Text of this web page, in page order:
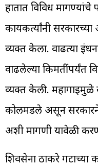
हातात विविध
कार्यकर्त्यांनी
व्यक्त केला. वाढत्या
वाढलेल्या किमतींपर्यंत
व्यक्त केली. महागाईमुळे
कोलमडले असून सरकारने
अशी मागणी यावेळी
शिवसेना ठाकरे गटाच्या